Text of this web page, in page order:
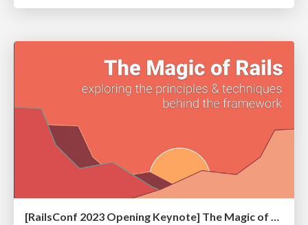
[RailsConf 2023 Opening Keynote] The Magic of Rails